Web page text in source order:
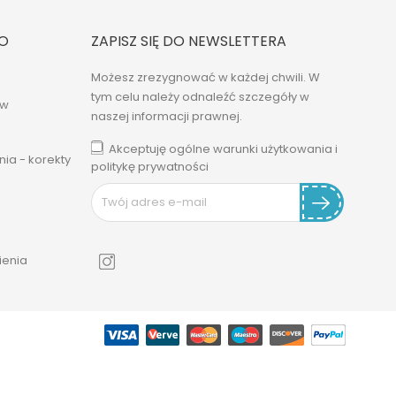
- korekty
ZAPISZ SIĘ DO NEWSLETTERA
Możesz zrezygnować w każdej chwili. W
tym celu należy odnaleźć szczegóły w
naszej informacji prawnej.
Akceptuję ogólne warunki użytkowania i
politykę prywatności